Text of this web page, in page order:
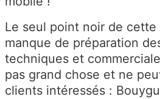
Le seul point noir de
manque de préparation
techniques et
pas grand chose et ne
clients intéressés :